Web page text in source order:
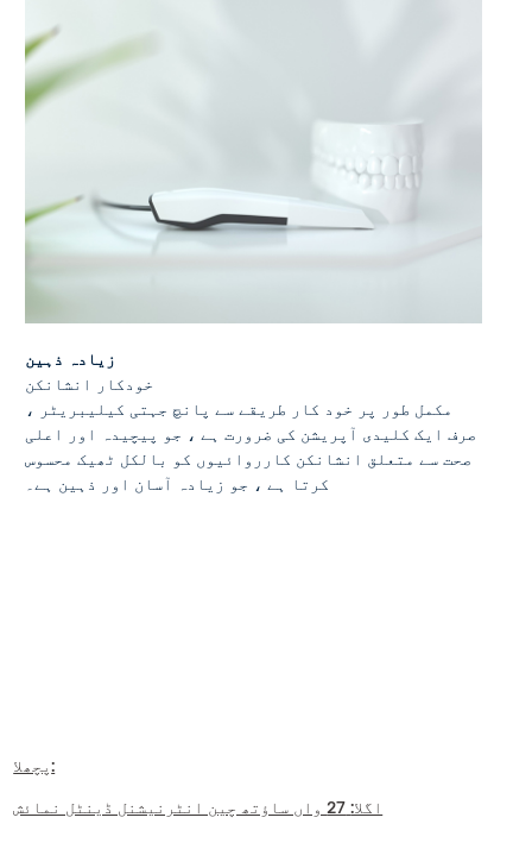
زیادہ ذہین
خودکار انشانکن
مکمل طور پر خود کار طریقے سے پانچ جہتی کیلیبریٹر ،
صرف ایک کلیدی آپریشن کی ضرورت ہے ، جو پیچیدہ اور اعلی
صحت سے متعلق انشانکن کارروائیوں کو بالکل ٹھیک محسوس
کرتا ہے ، جو زیادہ آسان اور ذہین ہے۔
پچھلا:
اگلا: 27 واں ساؤتھ چین انٹرنیشنل ڈینٹل نمائش